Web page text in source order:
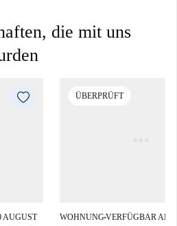
die mit uns
AUGUST
ÜBERPRÜFT
WOHNUNG■VERFÜGBAR AB